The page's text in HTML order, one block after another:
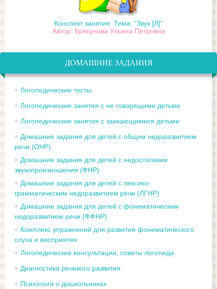
Конспект занятия. Тема: "Звук [Л]"
Автор: Брякунова Ульяна Петровна
ДОМАШНИЕ ЗАДАНИЯ
Логопедические тесты
Логопедические занятия с не говорящими детьми
Логопедические занятия с заикающимися детьми
Домашние задания для детей с общим недоразвитием
речи (ОНР)
Домашние задания для детей с недостатками
звукопроизношения (ФНР)
Домашние задания для детей с лексико-
грамматическим недоразвитием речи (ЛГНР)
Домашние задания для детей с фонематическим
недоразвитием речи (ФФНР)
Комплекс упражнений для развития фонематического
слуха и восприятия
Логопедические консультации, советы логопеда
Диагностика речевого развития
Психологи о дошкольниках